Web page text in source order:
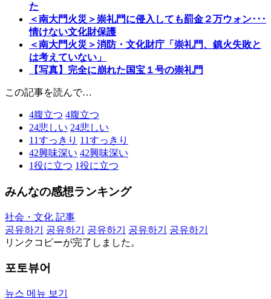
た
＜南大門火災＞崇礼門に侵入しても罰金２万ウォン･･･
情けない文化財保護
＜南大門火災＞消防・文化財庁「崇礼門、鎮火失敗と
は考えていない」
【写真】完全に崩れた国宝１号の崇礼門
この記事を読んで…
4腹立つ 4腹立つ
24悲しい 24悲しい
11すっきり 11すっきり
42興味深い 42興味深い
1役に立つ 1役に立つ
みんなの感想ランキング
社会・文化 記事
공유하기
공유하기 공유하기 공유하기
공유하기
リンクコピーが完了しました。
포토뷰어
뉴스 메뉴 보기